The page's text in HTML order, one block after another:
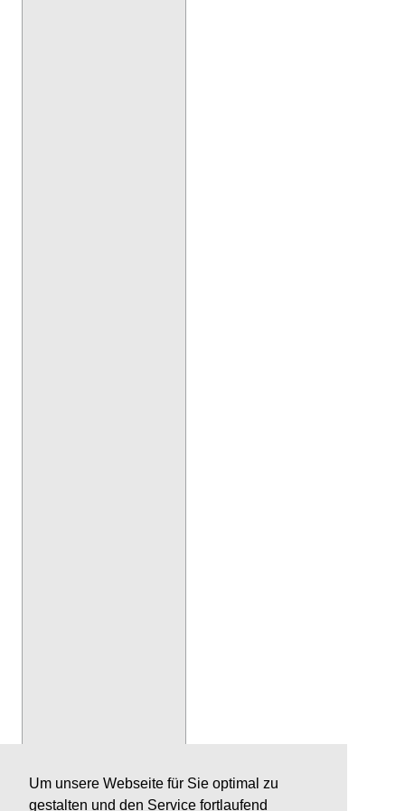
Um unsere Webseite für Sie optimal zu
gestalten und den Service fortlaufend